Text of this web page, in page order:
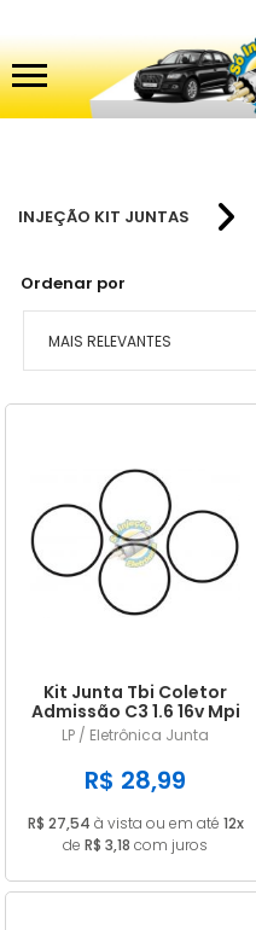
INJEÇÃO KIT JUNTAS
Ordenar por
MAIS RELEVANTES
MAIS VENDIDOS
MENOR PREÇO
MAIOR PREÇO
Kit Junta Tbi Coletor
Admissão C3 1.6 16v Mpi
LP / Eletrônica Junta
R$ 28,99
R$ 27,54 à vista ou em até 12x
de R$ 3,18 com juros